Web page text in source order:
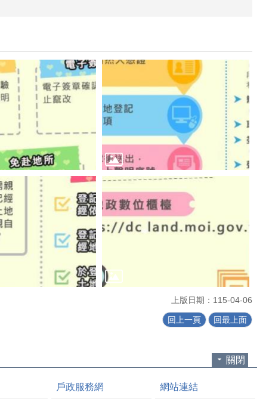
上版日期：115-04-06
回上一頁 回最上面
關閉
戶政服務網 網站連結